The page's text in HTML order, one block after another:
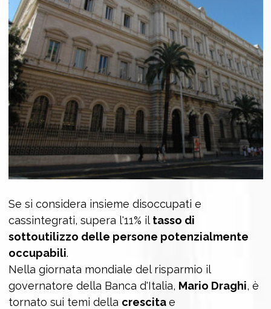
Se si considera insieme disoccupati e
cassintegrati, supera l'11% il tasso di
sottoutilizzo delle persone potenzialmente
occupabili.
Nella giornata mondiale del risparmio il
governatore della Banca d'Italia, Mario Draghi, è
tornato sui temi della crescitae